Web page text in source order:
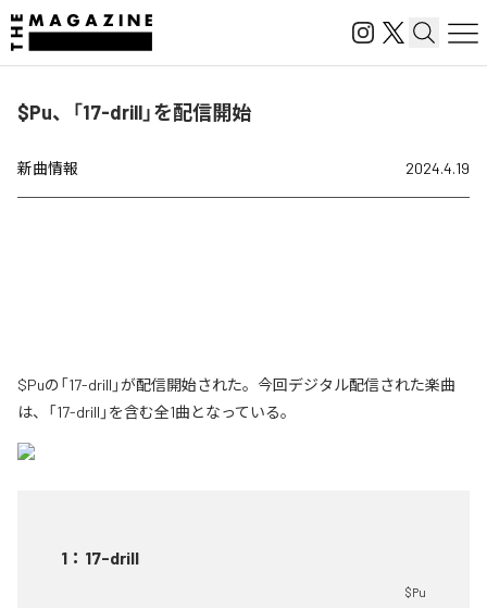
$Pu、「17-drill」を配信開始
新曲情報 2024.4.19
$Puの「17-drill」が配信開始された。今回デジタル配信された楽曲
は、「17-drill」を含む全1曲となっている。
1 ： 17-drill
$Pu